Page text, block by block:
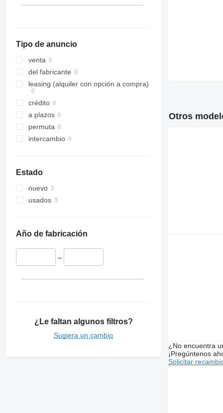
Tipo de anuncio
venta
del fabricante
leasing (alquiler con opción a compra)
crédito
a plazos
permuta
intercambio
Estado
nuevo
usados
Año de fabricación
–
¿Le faltan algunos filtros?
Sugiera un cambio
Otros
¿No encuentra
¡Pregúntenos
Solicitar